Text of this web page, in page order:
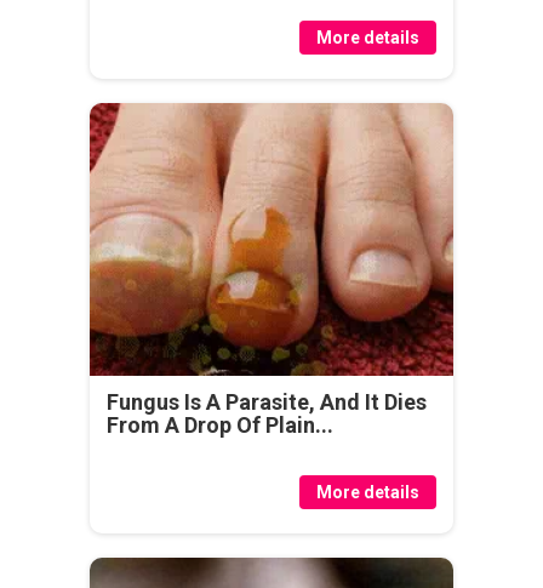
More details
Fungus Is A Parasite, And It Dies
From A Drop Of Plain...
More details